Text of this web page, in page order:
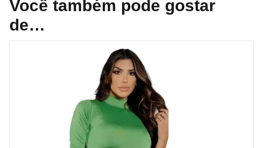
Você também pode gostar
de…